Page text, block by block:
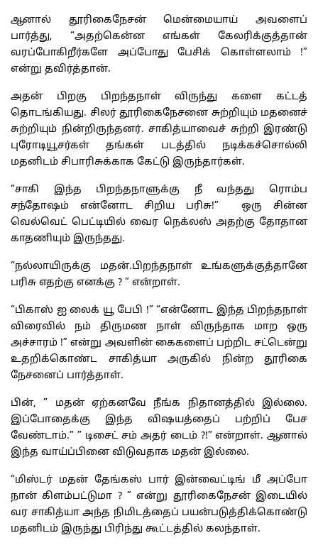
ஆனால் தூரிகைநேசன் மென்மையாய் அவளைப்
பார்த்து, “அதற்கென்ன எங்கள் கேலரிக்குத்தான்
வரப்போகிறீர்களே அப்போது பேசிக் கொள்ளலாம் !”
என்று தவிர்த்தான்.
அதன் பிறகு பிறந்தநாள் விருந்து களை கட்டத்
தொடங்கியது. சிலர் தூரிகைநேசனை சுற்றியும் மதனைச்
சுற்றியும் நின்றிருந்தனர். சாகித்யாவைச் சுற்றி இரண்டு
புரோடியூசர்கள் தங்கள் படத்தில் நடிக்கச்சொல்லி
மதனிடம் சிபாரிசுக்காக கேட்டு இருந்தார்கள்.
“சாகி இந்த பிறந்தநாளுக்கு நீ வந்தது ரொம்ப
சந்தோஷம் என்னோட சிறிய பரிசு!” ஒரு சின்ன
வெல்வெட் பெட்டியில் வைர நெக்லஸ் அதற்கு தோதான
காதணியும் இருந்தது.
“நல்லாயிருக்கு மதன்.பிறந்தநாள் உங்களுக்குத்தானே
பரிசு எதற்கு எனக்கு ? ” என்றாள்.
“பிகாஸ் ஐ லைக் யூ பேபி !” “என்னோட இந்த பிறந்தநாள்
விரைவில் நம் திருமண நாள் விருந்தாக மாற ஒரு
அச்சாரம் !” என்று அவளின் கைகளைப் பற்றிட சட்டென்று
உதறிக்கொண்ட சாகித்யா அருகில் நின்ற தூரிகை
நேசனைப் பார்த்தாள்.
பின், ” மதன் ஏற்கனவே நீங்க நிதானத்தில் இல்லை.
இப்போதைக்கு இந்த விஷயத்தைப் பற்றிப் பேச
வேண்டாம்.” ” டிசைட் சம் அதர் டைம் ?!” என்றாள். ஆனால்
இந்த வாய்ப்பினை விடுவதாக மதன் இல்லை.
“மிஸ்டர் மதன் தேங்கஸ் பார் இன்வைட்டிங் மீ அப்போ
நான் கிளம்பட்டுமா ? ” என்று தூரிகைநேசன் இடையில்
வர சாகித்யா அந்த நிமிடத்தைப் பயன்படுத்திக்கொண்டு
மதனிடம் இருந்து பிரிந்து கூட்டத்தில் கலந்தாள்.